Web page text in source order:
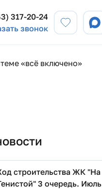
звонок
317-20-24
«всё включено»
строительства ЖК "На
3 очередь. Июль